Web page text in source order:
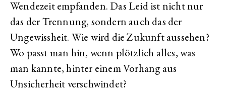
Wendezeit empfanden. Das Leid ist nicht nur
das der Trennung, sondern auch das der
Ungewissheit. Wie wird die Zukunft aussehen?
Wo passt man hin, wenn plötzlich alles, was
man kannte, hinter einem Vorhang aus
Unsicherheit verschwindet?